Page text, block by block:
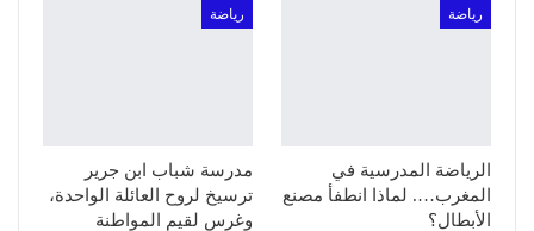
رياضة
الرياضة المدرسية في
المغرب…. لماذا انطفأ مصنع
الأبطال؟
رياضة
مدرسة شباب ابن جرير
ترسيخ لروح العائلة الواحدة،
وغرس لقيم المواطنة